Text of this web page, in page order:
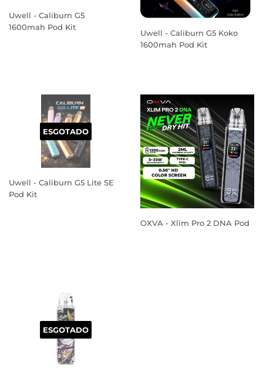
Uwell - Caliburn G5
1600mah Pod Kit
Uwell - Caliburn G5 Koko
1600mah Pod Kit
ESGOTADO
Uwell - Caliburn G5 Lite SE
Pod Kit
OXVA - Xlim Pro 2 DNA Pod
ESGOTADO